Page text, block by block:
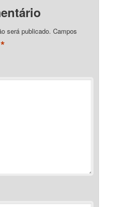
será publicado. Campos
*